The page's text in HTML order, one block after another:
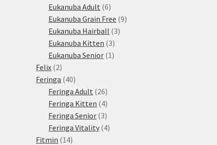
produktů
Eukanuba Adult 66
produktů
Eukanuba Grain Free 99
Eukanuba Hairball 33
Eukanuba Kitten 33
produkty
Eukanuba Senior 1 1
Felix 22
produkty
Feringa 4040
produktů
Feringa Adult 2626
produktů
Feringa Kitten 44
produkty
Feringa Senior 33
produkty
Feringa Vitality 44
Fitmin 1414